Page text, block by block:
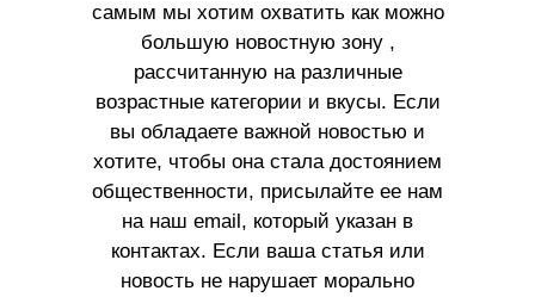
самым мы хотим охватить как можно
большую новостную зону ,
рассчитанную на различные
возрастные категории и вкусы. Если
вы обладаете важной новостью и
хотите, чтобы она стала достоянием
общественности, присылайте ее нам
на наш email, который указан в
контактах. Если ваша статья или
новость не нарушает морально